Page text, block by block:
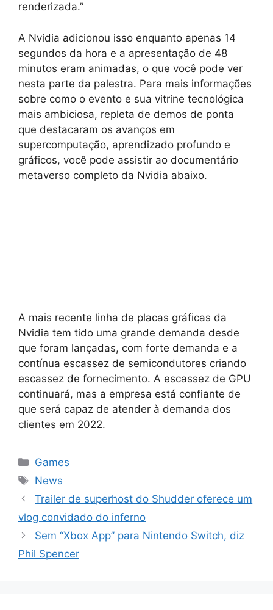
renderizada.”
A Nvidia adicionou isso enquanto apenas 14
segundos da hora e a apresentação de 48
minutos eram animadas, o que você pode ver
nesta parte da palestra. Para mais informações
sobre como o evento e sua vitrine tecnológica
mais ambiciosa, repleta de demos de ponta
que destacaram os avanços em
supercomputação, aprendizado profundo e
gráficos, você pode assistir ao documentário
metaverso completo da Nvidia abaixo.
A mais recente linha de placas gráficas da
Nvidia tem tido uma grande demanda desde
que foram lançadas, com forte demanda e a
contínua escassez de semicondutores criando
escassez de fornecimento. A escassez de GPU
continuará, mas a empresa está confiante de
que será capaz de atender à demanda dos
clientes em 2022.
Categorias
Games
Tags
News
Trailer de superhost do Shudder oferece um
vlog convidado do inferno
Sem “Xbox App” para Nintendo Switch, diz
Phil Spencer